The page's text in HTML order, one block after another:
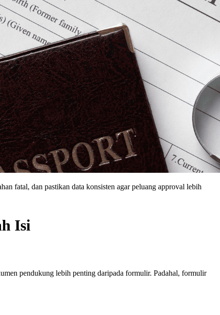
fatal, dan pastikan data konsisten agar peluang approval lebih
Isi
pendukung lebih penting daripada formulir. Padahal, formulir